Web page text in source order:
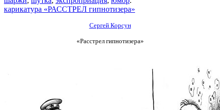
карикатура «РАССТРЕЛ гипнотизера»
Сергей Корсун
«Расстрел гипнотизера»